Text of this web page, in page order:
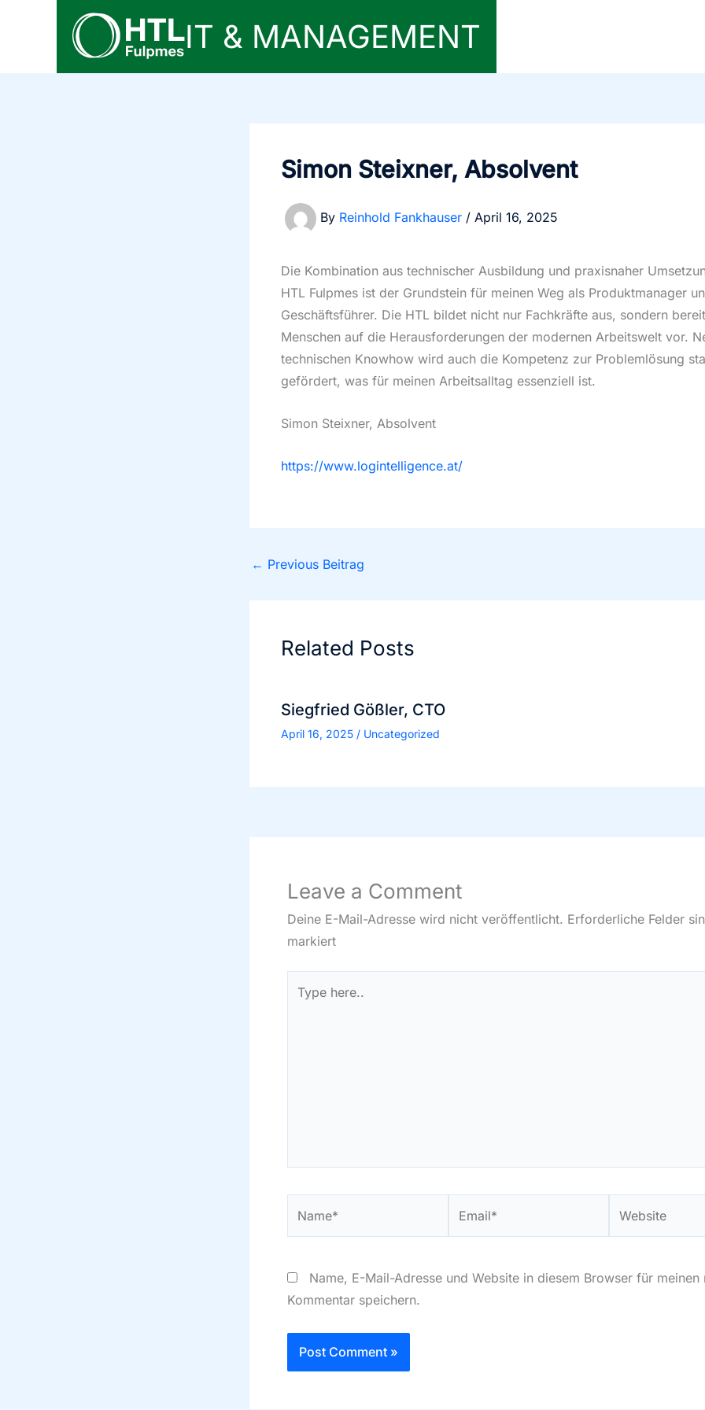
IT & MANAGEMENT
Simon Steixner, Absolvent
By Reinhold Fankhauser / April 16, 2025
Die Kombination aus technischer Ausbildung und praxisnaher
HTL Fulpmes ist der Grundstein für meinen Weg als Produktmanager
Geschäftsführer. Die HTL bildet nicht nur Fachkräfte aus, sondern
Menschen auf die Herausforderungen der modernen Arbeitswelt vor.
technischen Knowhow wird auch die Kompetenz zur Problemlösung
gefördert, was für meinen Arbeitsalltag essenziell ist.
Simon Steixner, Absolvent
https://www.logintelligence.at/
← Previous Beitrag
Related Posts
Siegfried Gößler, CTO
April 16, 2025 / Uncategorized
Leave a Comment
Deine E-Mail-Adresse wird nicht veröffentlicht. Erforderliche Felder
markiert
here..
Name, E-Mail-Adresse und Website in diesem Browser für meinen
Kommentar speichern.